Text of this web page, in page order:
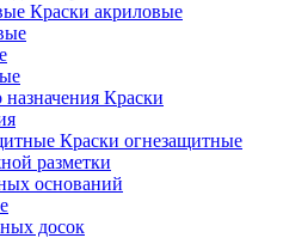
Краски акриловые
Краски
Краски огнезащитные
разметки
оснований
досок